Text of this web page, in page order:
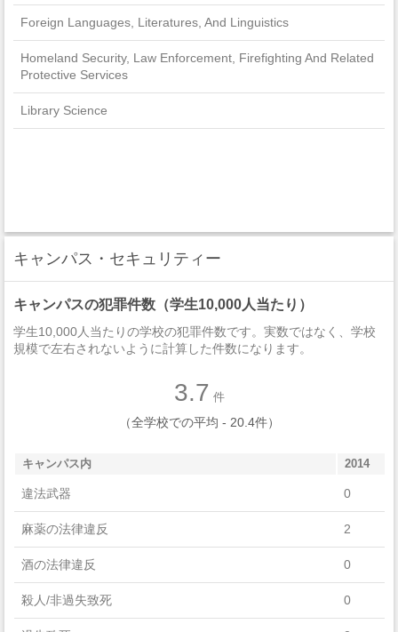
Foreign Languages, Literatures, And Linguistics
Homeland Security, Law Enforcement, Firefighting And Related
Protective Services
Library Science
キャンパス・セキュリティー
キャンパスの犯罪件数（学生10,000人当たり）
学生10,000人当たりの学校の犯罪件数です。実数ではなく、学校
規模で左右されないように計算した件数になります。
3.7 件
（全学校での平均 - 20.4件）
キャンパス内 2014
違法武器 0
麻薬の法律違反 2
酒の法律違反 0
殺人/非過失致死 0